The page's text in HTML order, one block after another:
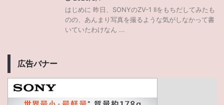
はじめに 昨日、SONYのZV-1 IIをもちだしてみたも
のの、あんまり写真を撮るような気がしなかって書
いていたわけなん ...
広告バナー